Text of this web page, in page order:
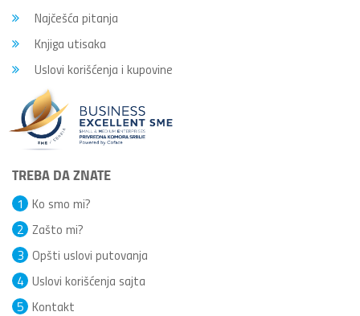
Najčešća pitanja
Knjiga utisaka
Uslovi korišćenja i kupovine
TREBA DA ZNATE
Ko smo mi?
1
Zašto mi?
2
Opšti uslovi putovanja
3
Uslovi korišćenja sajta
4
Kontakt
5